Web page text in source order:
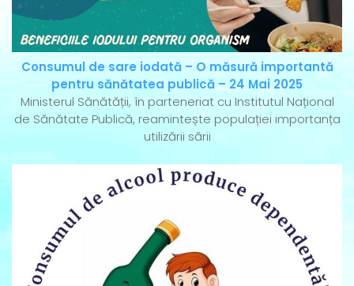
Consumul de sare iodată – O măsură importantă
pentru sănătatea publică – 24 Mai 2025
Ministerul Sănătății, în parteneriat cu Institutul Național
de Sănătate Publică, reamintește populației importanța
utilizării sării